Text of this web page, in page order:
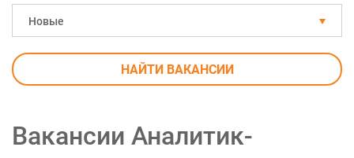
Новые
НАЙТИ ВАКАНСИИ
Вакансии Аналитик-